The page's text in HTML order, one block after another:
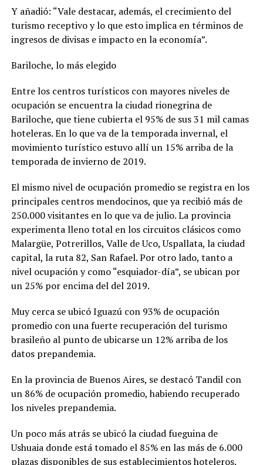
Y añadió: “Vale destacar, además, el crecimiento del
turismo receptivo y lo que esto implica en términos de
ingresos de divisas e impacto en la economía”.
Bariloche, lo más elegido
Entre los centros turísticos con mayores niveles de
ocupación se encuentra la ciudad rionegrina de
Bariloche, que tiene cubierta el 95% de sus 31 mil camas
hoteleras. En lo que va de la temporada invernal, el
movimiento turístico estuvo allí un 15% arriba de la
temporada de invierno de 2019.
El mismo nivel de ocupación promedio se registra en los
principales centros mendocinos, que ya recibió más de
250.000 visitantes en lo que va de julio. La provincia
experimenta lleno total en los circuitos clásicos como
Malargüe, Potrerillos, Valle de Uco, Uspallata, la ciudad
capital, la ruta 82, San Rafael. Por otro lado, tanto a
nivel ocupación y como “esquiador-día”, se ubican por
un 25% por encima del del 2019.
Muy cerca se ubicó Iguazú con 93% de ocupación
promedio con una fuerte recuperación del turismo
brasileño al punto de ubicarse un 12% arriba de los
datos prepandemia.
En la provincia de Buenos Aires, se destacó Tandil con
un 86% de ocupación promedio, habiendo recuperado
los niveles prepandemia.
Un poco más atrás se ubicó la ciudad fueguina de
Ushuaia donde está tomado el 85% en las más de 6.000
plazas disponibles de sus establecimientos hoteleros.